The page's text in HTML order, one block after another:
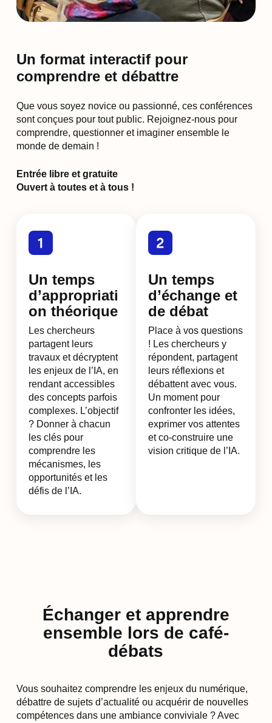
Un format interactif pour
comprendre et débattre
Que vous soyez novice ou passionné, ces conférences
sont conçues pour tout public. Rejoignez-nous pour
comprendre, questionner et imaginer ensemble le
monde de demain !
Entrée libre et gratuite
Ouvert à toutes et à tous !
Un temps
d’appropriati
on théorique
Les chercheurs
partagent leurs
travaux et décryptent
les enjeux de l’IA, en
rendant accessibles
des concepts parfois
complexes. L’objectif
? Donner à chacun
les clés pour
comprendre les
mécanismes, les
opportunités et les
défis de l’IA.
Un temps
d’échange et
de débat
Place à vos questions
! Les chercheurs y
répondent, partagent
leurs réflexions et
débattent avec vous.
Un moment pour
confronter les idées,
exprimer vos attentes
et co-construire une
vision critique de l’IA.
Échanger et apprendre
ensemble lors de café-
débats
Vous souhaitez comprendre les enjeux du numérique,
débattre de sujets d’actualité ou acquérir de nouvelles
compétences dans une ambiance conviviale ? Avec